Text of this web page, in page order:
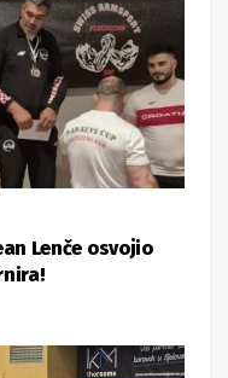
Lenče osvojio